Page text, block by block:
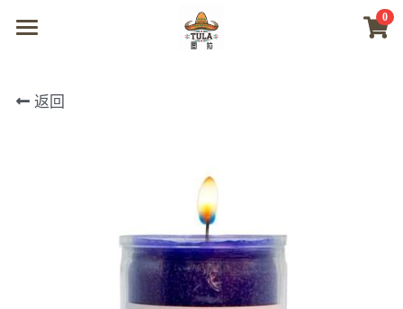
0
商城
返回
×
商品分类
所有商品分类